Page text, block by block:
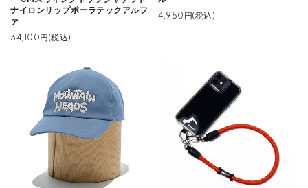
ナイロンリップポーラテックアルフ
ァ
34,100円(税込)
4,950円(税込)